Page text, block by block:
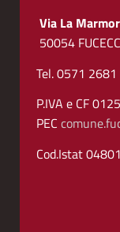
Via La
50054
Tel. 0571 2681
P.IVA e CF
PEC
Cod.Istat